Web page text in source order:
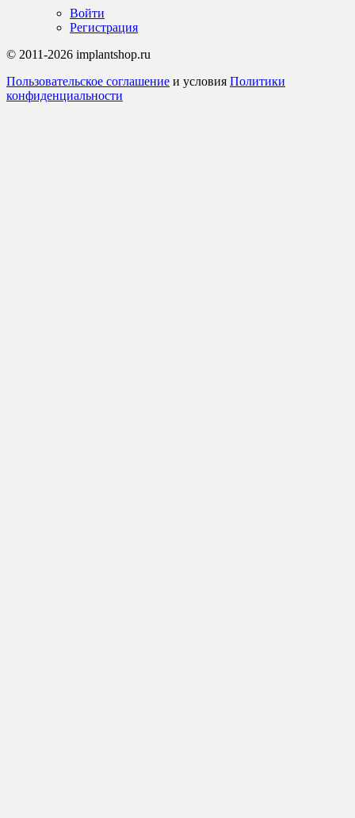
Войти
Регистрация
© 2011-2026 implantshop.ru
Пользовательское соглашение и условия Политики
конфиденциальности